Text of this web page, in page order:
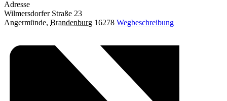
Adresse
Wilmersdorfer Straße 23
Angermünde, Brandenburg 16278 Wegbeschreibung